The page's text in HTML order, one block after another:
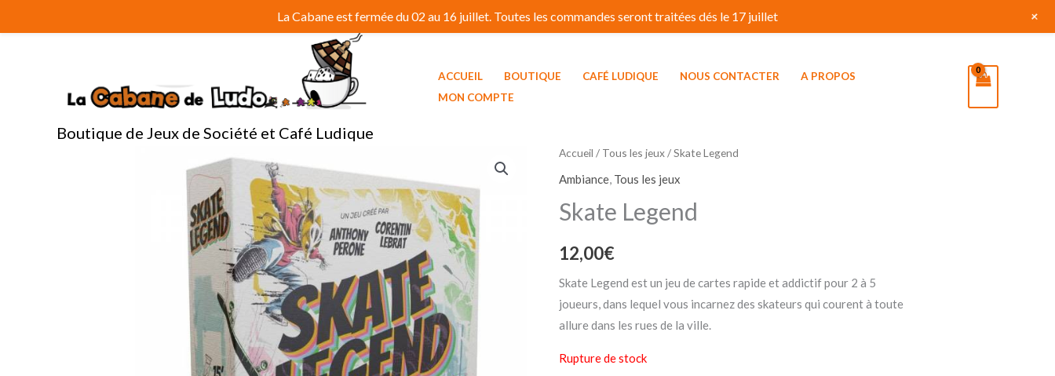
au
Boutique de Jeux de Société et Café Ludique
ACCUEIL BOUTIQUE CAFÉ LUDIQUE NOUS CONTACTER
A PROPOS
MON COMPTE
Accueil / Tous les jeux/ Skate Legend
Ambiance, Tous les jeux
Skate Legend
12,00€
Skate Legend est un jeu de cartes rapide et addictif pour 2 à 5
joueurs, dans lequel vous incarnez des skateurs qui courent à toute
allure dans les rues de la ville.
Rupture de stock
La Cabane est fermée du 02 au 16 juillet. Toutes les commandes seront traitées dés le 17 juillet +